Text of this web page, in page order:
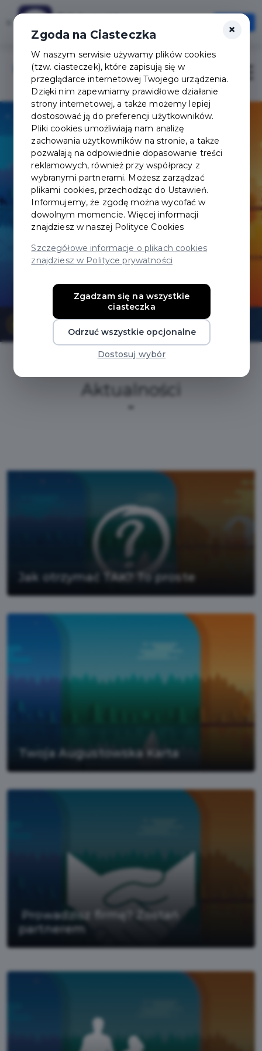
Szybciej, wygodniej, zawsze pod ręką
Otwórz
Zaloguj
Jak otrzymać TAK? To proste
Aktualności
Jak otrzymać TAK? To proste
Twoja Augustowska Karta
Prowadzisz firmę? Zostań
partnerem
×
Zgoda na Ciasteczka
W naszym serwisie używamy plików cookies
(tzw. ciasteczek), które zapisują się w
przeglądarce internetowej Twojego urządzenia.
Dzięki nim zapewniamy prawidłowe działanie
strony internetowej, a także możemy lepiej
dostosować ją do preferencji użytkowników.
Pliki cookies umożliwiają nam analizę
zachowania użytkowników na stronie, a także
pozwalają na odpowiednie dopasowanie treści
reklamowych, również przy współpracy z
wybranymi partnerami. Możesz zarządzać
plikami cookies, przechodząc do Ustawień.
Informujemy, że zgodę można wycofać w
dowolnym momencie. Więcej informacji
znajdziesz w naszej Polityce Cookies
Szczegółowe informacje o plikach cookies
znajdziesz w Polityce prywatności
Zgadzam się na wszystkie
ciasteczka
Odrzuć wszystkie opcjonalne
Dostosuj wybór